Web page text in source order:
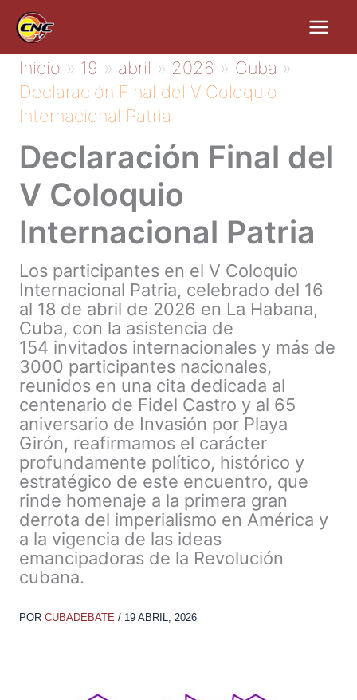
contenido
Inicio 19 abril 2026
Cuba
Declaración Final del V Coloquio
Internacional Patria
Declaración Final del
V Coloquio
Internacional Patria
Los participantes en el V Coloquio
Internacional Patria, celebrado del 16
al 18 de abril de 2026 en La Habana,
Cuba, con la asistencia de
154 invitados internacionales y más de
3000 participantes nacionales,
reunidos en una cita dedicada al
centenario de Fidel Castro y al 65
aniversario de Invasión por Playa
Girón, reafirmamos el carácter
profundamente político, histórico y
estratégico de este encuentro, que
rinde homenaje a la primera gran
derrota del imperialismo en América y
a la vigencia de las ideas
emancipadoras de la Revolución
cubana.
POR CUBADEBATE / 19 ABRIL, 2026